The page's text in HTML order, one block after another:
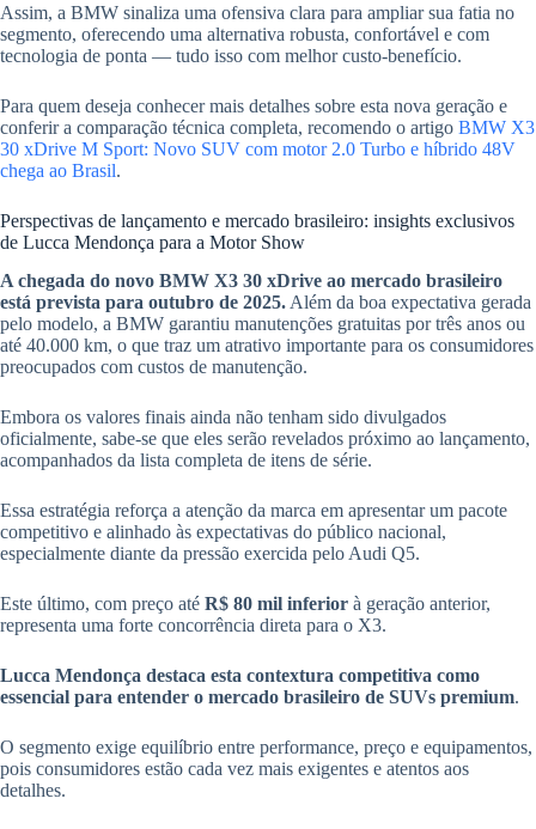
Assim, a BMW sinaliza uma ofensiva clara para ampliar sua fatia no
segmento, oferecendo uma alternativa robusta, confortável e com
tecnologia de ponta — tudo isso com melhor custo-benefício.
Para quem deseja conhecer mais detalhes sobre esta nova geração e
conferir a comparação técnica completa, recomendo o artigo BMW X3
30 xDrive M Sport: Novo SUV com motor 2.0 Turbo e híbrido 48V
chega ao Brasil.
Perspectivas de lançamento e mercado brasileiro: insights exclusivos
de Lucca Mendonça para a Motor Show
A chegada do novo BMW X3 30 xDrive ao mercado brasileiro
está prevista para outubro de 2025. Além da boa expectativa gerada
pelo modelo, a BMW garantiu manutenções gratuitas por três anos ou
até 40.000 km, o que traz um atrativo importante para os consumidores
preocupados com custos de manutenção.
Embora os valores finais ainda não tenham sido divulgados
oficialmente, sabe-se que eles serão revelados próximo ao lançamento,
acompanhados da lista completa de itens de série.
Essa estratégia reforça a atenção da marca em apresentar um pacote
competitivo e alinhado às expectativas do público nacional,
especialmente diante da pressão exercida pelo Audi Q5.
Este último, com preço até R$ 80 mil inferior à geração anterior,
representa uma forte concorrência direta para o X3.
Lucca Mendonça destaca esta contextura competitiva como
essencial para entender o mercado brasileiro de SUVs premium.
O segmento exige equilíbrio entre performance, preço e equipamentos,
pois consumidores estão cada vez mais exigentes e atentos aos
detalhes.